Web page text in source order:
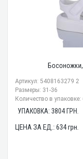
Артикул: 5408163279 2
Размеры: 31-36
Количество в упаковке:
УПАКОВКА: 3804 ГРН.
ЦЕНА ЗА ЕД.: 634грн.